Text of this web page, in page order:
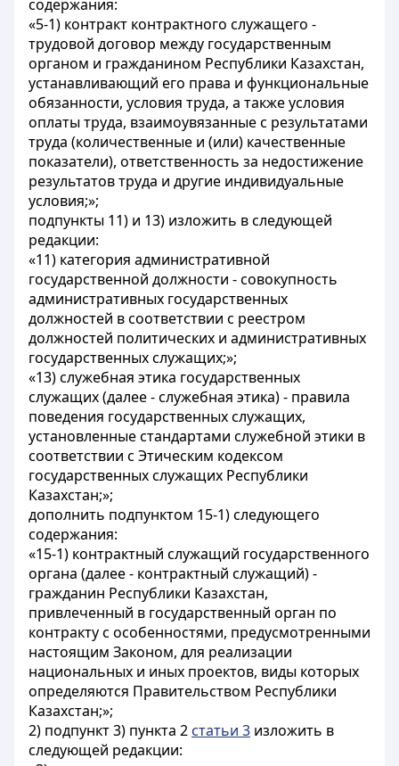
содержания:
«5-1) контракт контрактного служащего -
трудовой договор между государственным
органом и гражданином Республики Казахстан,
устанавливающий его права и функциональные
обязанности, условия труда, а также условия
оплаты труда, взаимоувязанные с результатами
труда (количественные и (или) качественные
показатели), ответственность за недостижение
результатов труда и другие индивидуальные
условия;»;
подпункты 11) и 13) изложить в следующей
редакции:
«11) категория административной
государственной должности - совокупность
административных государственных
должностей в соответствии с реестром
должностей политических и административных
государственных служащих;»;
«13) служебная этика государственных
служащих (далее - служебная этика) - правила
поведения государственных служащих,
установленные стандартами служебной этики в
соответствии с Этическим кодексом
государственных служащих Республики
Казахстан;»;
дополнить подпунктом 15-1) следующего
содержания:
«15-1) контрактный служащий государственного
органа (далее - контрактный служащий) -
гражданин Республики Казахстан,
привлеченный в государственный орган по
контракту с особенностями, предусмотренными
настоящим Законом, для реализации
национальных и иных проектов, виды которых
определяются Правительством Республики
Казахстан;»;
2) подпункт 3) пункта 2 статьи 3 изложить в
следующей редакции: